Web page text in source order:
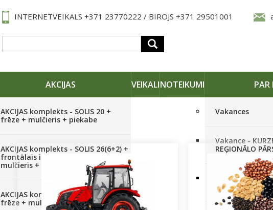
INTERNETVEIKALS +371 23770222 / BIROJS +371 29501001
AKCIJAS
AKCIJAS komplekts - SOLIS 20 +
frēze + mulčieris + piekabe
AKCIJAS komplekts - SOLIS 26(6+2) +
frontālais iekrāvējs + frēze +
mulčieris + piekabe
AKCIJAS komplekts - SOLIS 26 HST +
frēze + mulčieris
VEIKALINOTEIKUMI PAR
Vakances
Vakance -
REĢIONĀLO
Vakance -
STRĀDNIEKU